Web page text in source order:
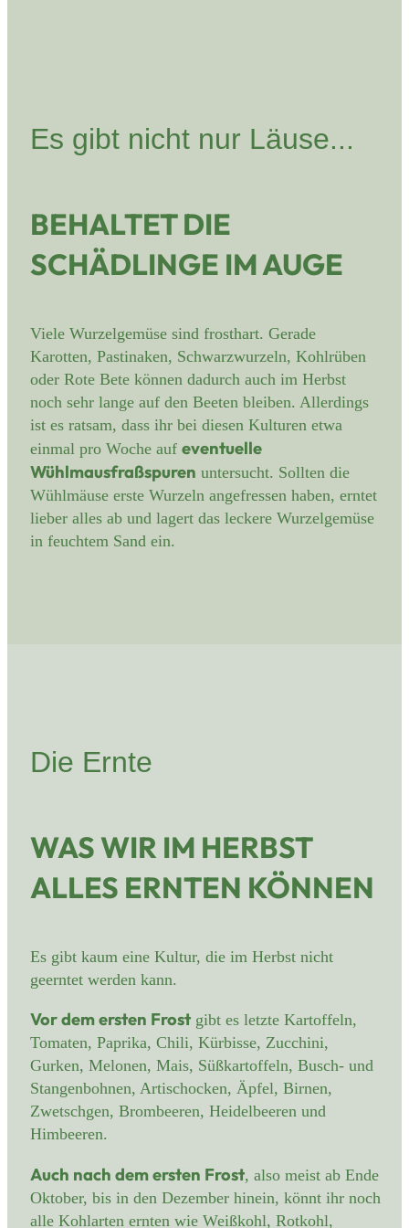
Es gibt nicht nur Läuse...
BEHALTET DIE
SCHÄDLINGE IM AUGE
Viele Wurzelgemüse sind frosthart. Gerade
Karotten, Pastinaken, Schwarzwurzeln, Kohlrüben
oder Rote Bete können dadurch auch im Herbst
noch sehr lange auf den Beeten bleiben. Allerdings
ist es ratsam, dass ihr bei diesen Kulturen etwa
einmal pro Woche auf eventuelle
Wühlmausfraßspuren untersucht. Sollten die
Wühlmäuse erste Wurzeln angefressen haben, erntet
lieber alles ab und lagert das leckere Wurzelgemüse
in feuchtem Sand ein.
Die Ernte
WAS WIR IM HERBST
ALLES ERNTEN KÖNNEN
Es gibt kaum eine Kultur, die im Herbst nicht
geerntet werden kann.
Vor dem ersten Frost gibt es letzte Kartoffeln,
Tomaten, Paprika, Chili, Kürbisse, Zucchini,
Gurken, Melonen, Mais, Süßkartoffeln, Busch- und
Stangenbohnen, Artischocken, Äpfel, Birnen,
Zwetschgen, Brombeeren, Heidelbeeren und
Himbeeren.
Auch nach dem ersten Frost, also meist ab Ende
Oktober, bis in den Dezember hinein, könnt ihr noch
alle Kohlarten ernten wie Weißkohl, Rotkohl,